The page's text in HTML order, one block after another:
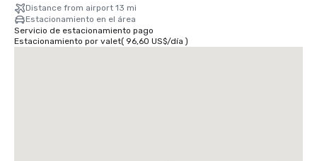
Distance from airport 13 mi
Estacionamiento en el área
Servicio de estacionamiento pago
Estacionamiento por valet( 96,60 US$/día )